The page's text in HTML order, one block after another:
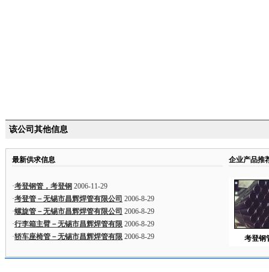
该公司其他信息
最新供求信息 企业产品推
·考登钢管，考登钢 2006-11-29
·考登管－无锡市昌辉焊管有限公司 2006-8-29
·螺旋管－无锡市昌辉焊管有限公司 2006-8-29
·行李箱主臂－无锡市昌辉焊管有限 2006-8-29
·轿车座椅管－无锡市昌辉焊管有限 2006-8-29 考登钢